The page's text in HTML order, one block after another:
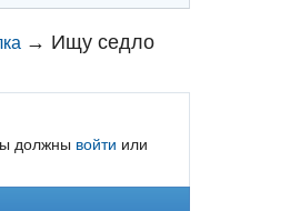
→ Ищу седло
должны войти или